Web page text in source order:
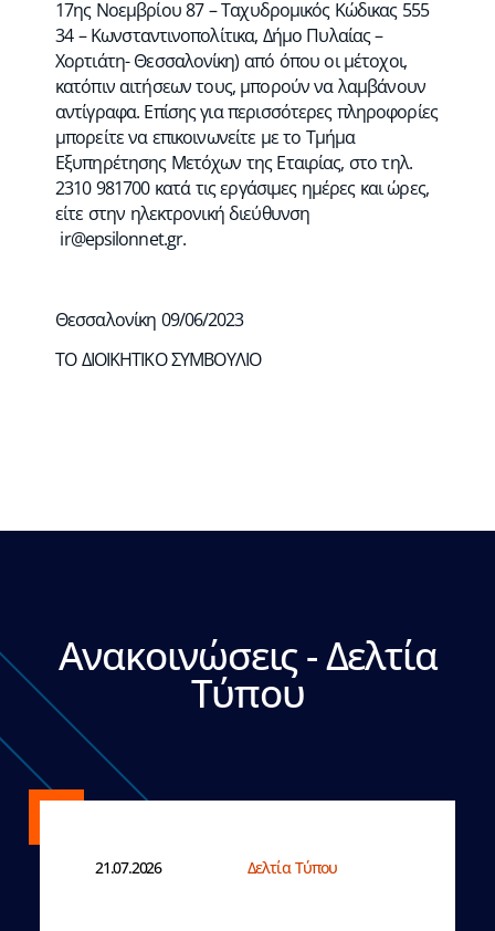
17ης Νοεμβρίου 87 – Ταχυδρομικός Κώδικας 555
34 – Κωνσταντινοπολίτικα, Δήμο Πυλαίας –
Χορτιάτη- Θεσσαλονίκη) από όπου οι μέτοχοι,
κατόπιν αιτήσεων τους, μπορούν να λαμβάνουν
αντίγραφα. Επίσης για περισσότερες πληροφορίες
μπορείτε να επικοινωνείτε με το Τμήμα
Εξυπηρέτησης Μετόχων της Εταιρίας, στο τηλ.
2310 981700 κατά τις εργάσιμες ημέρες και ώρες,
είτε στην ηλεκτρονική διεύθυνση
ir@epsilonnet.gr.
Θεσσαλονίκη 09/06/2023
ΤΟ ΔΙΟΙΚΗΤΙΚΟ ΣΥΜΒΟΥΛΙΟ
Ανακοινώσεις - Δελτία
Τύπου
21.07.2026 Δελτία Τύπου